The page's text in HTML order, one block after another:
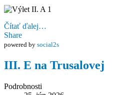
Čítať ďalej…
Share
powered by social2s
III. E na Trusalovej
Podrobnosti